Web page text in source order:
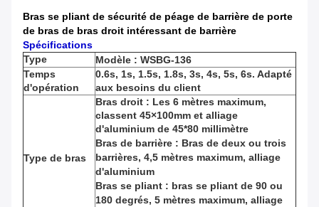
Bras se pliant de sécurité de péage de barrière de porte
de bras de bras droit intéressant de barrière
Spécifications
Type
Modèle : WSBG-136
Temps
d'opération
0.6s, 1s, 1.5s, 1.8s, 3s, 4s, 5s, 6s. Adapté
aux besoins du client
Type de bras
Bras droit : Les 6 mètres maximum,
classent 45×100mm et alliage
d'aluminium de 45*80 millimètre
Bras de barrière : Bras de deux ou trois
barrières, 4,5 mètres maximum, alliage
d'aluminium
Bras se pliant : bras se pliant de 90 ou
180 degrés, 5 mètres maximum, alliage